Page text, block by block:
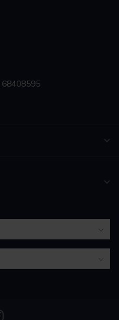
68408595